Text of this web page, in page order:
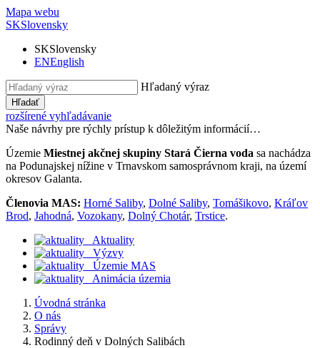
Mapa webu
SKSlovensky
SKSlovensky
ENEnglish
Hľadaný výraz
Hľadať
rozšírené vyhľadávanie
Naše návrhy pre rýchly prístup k dôležitým informácií…
Územie Miestnej akčnej skupiny Stará Čierna voda sa nachádza
na Podunajskej nížine v Trnavskom samosprávnom kraji, na území
okresov Galanta.
Členovia MAS: Horné Saliby, Dolné Saliby, Tomášikovo, Kráľov
Brod, Jahodná, Vozokany, Dolný Chotár, Trstice.
Aktuality
Výzvy
Územie MAS
Animácia územia
Úvodná stránka
O nás
Správy
Rodinný deň v Dolných Salibách